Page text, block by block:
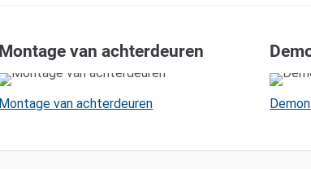
Montage van achterdeuren
Montage van achterdeuren